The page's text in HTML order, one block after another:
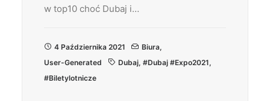
w top10 choć Dubaj i…
4 Października 2021 Biura,
User-Generated
Dubaj, #dubaj #expo2021,
#biletylotnicze